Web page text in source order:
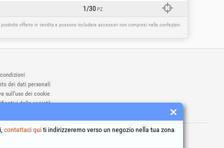
1/30PZ
offerto in vendita e possono includere accessori non compresi nelle confezioni
dei dati personali
sull’uso dei cookie
della società
registrati Honest General Trading SRL.
contattaci quiti indirizzeremo verso un negozio nella tua zona